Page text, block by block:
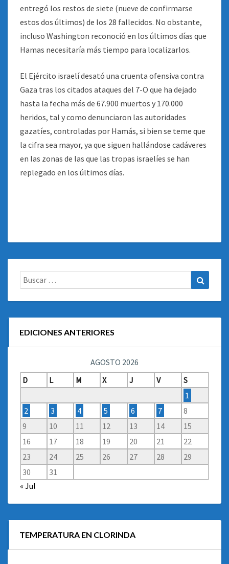
entregó los restos de siete (nueve de confirmarse
estos dos últimos) de los 28 fallecidos. No obstante,
incluso Washington reconoció en los últimos días que
Hamas necesitaría más tiempo para localizarlos.
El Ejército israelí desató una cruenta ofensiva contra
Gaza tras los citados ataques del 7-O que ha dejado
hasta la fecha más de 67.900 muertos y 170.000
heridos, tal y como denunciaron las autoridades
gazatíes, controladas por Hamás, si bien se teme que
la cifra sea mayor, ya que siguen hallándose cadáveres
en las zonas de las que las tropas israelíes se han
replegado en los últimos días.
Buscar:
EDICIONES ANTERIORES
AGOSTO 2026
D
L M X J V
S
1
2
3 4 5 6 7
8
9
10 11 12 13 14
15
16
17 18 19 20 21
22
23
24 25 26 27 28
29
30
31
« Jul
TEMPERATURA EN CLORINDA